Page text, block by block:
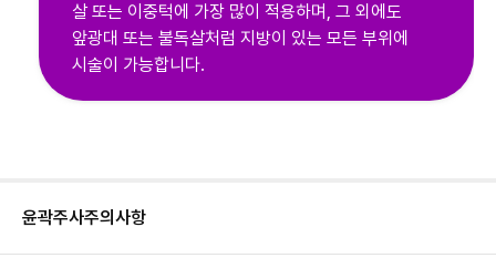
살 또는 이중턱에 가장 많이 적용하며, 그 외에도
앞광대 또는 불독살처럼 지방이 있는 모든 부위에
시술이 가능합니다.
윤곽주사주의사항